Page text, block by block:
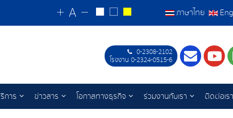
ภาษาไทย
0-2308-2102
โรงงาน 0-2324-0515-6
การ ข่าวสาร โอกาสทางธุรกิจ ร่วมงานกับเรา ติดต่อเรา